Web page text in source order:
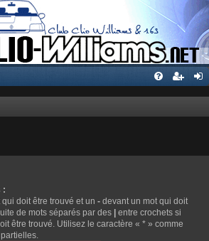
:
doit être trouvé et un - devant un mot qui doit
de mots séparés par des | entre crochets si
être trouvé. Utilisez le caractère « * » comme